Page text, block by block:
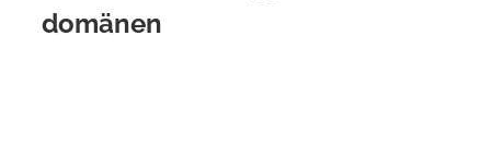
domänen